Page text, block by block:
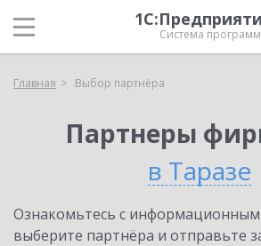
Система программ
Главная Выбор партнёра
Партнеры
в Таразе
Ознакомьтесь с
выберите партнёра и отправьте